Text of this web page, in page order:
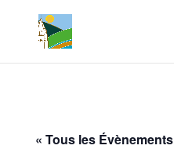
« Tous les Évènements